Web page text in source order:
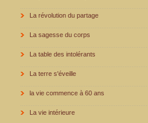
La révolution du partage
La sagesse du corps
La table des intolérants
La terre s'éveille
la vie commence à 60 ans
La vie intérieure